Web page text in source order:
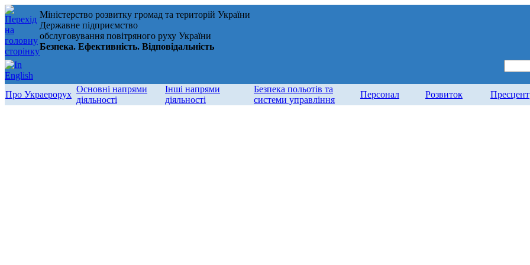
Міністерство розвитку громад та територій України
Державне підприємство
обслуговування повітряного руху України
Безпека. Ефективність. Відповідальність
Про Украерорух
Основні напрями
діяльності
Інші напрями
діяльності
Безпека польотів та
системи управління
Персонал Розвиток